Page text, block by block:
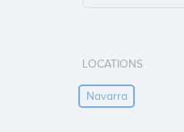
LOCATIONS
Navarra